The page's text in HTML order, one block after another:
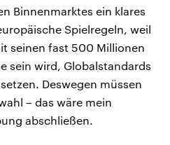
Binnenmarktes ein klares
Spielregeln, weil
seinen fast 500 Millionen
sein wird, Globalstandards
Deswegen müssen
– das wäre mein
abschließen.